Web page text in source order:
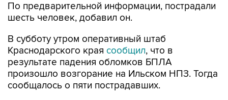
По предварительной информации, пострадали
шесть человек, добавил он.
В субботу утром оперативный штаб
Краснодарского края сообщил, что в
результате падения обломков БПЛА
произошло возгорание на Ильском НПЗ. Тогда
сообщалось о пяти пострадавших.